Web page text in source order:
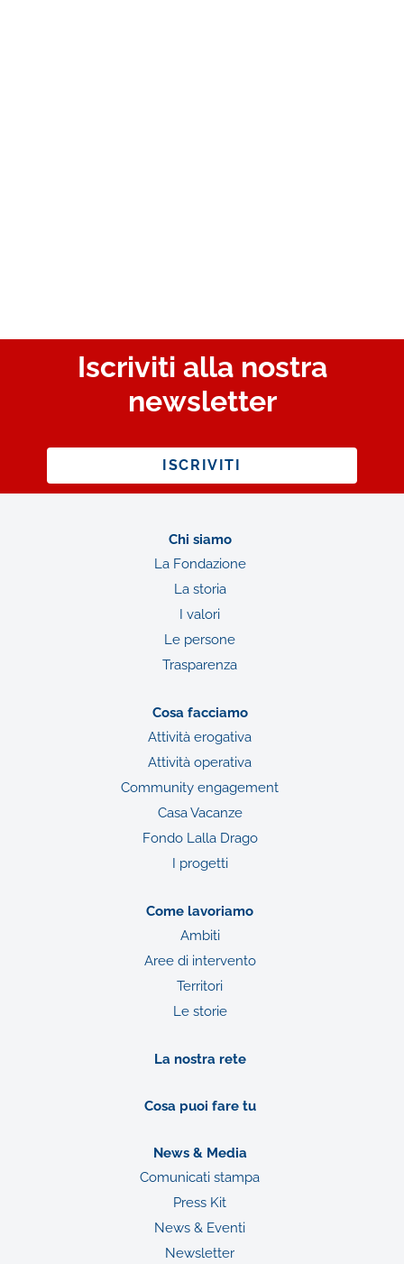
Iscriviti alla nostra
newsletter
ISCRIVITI
Chi siamo
La Fondazione
La storia
I valori
Le persone
Trasparenza
Cosa facciamo
Attività erogativa
Attività operativa
Community engagement
Casa Vacanze
Fondo Lalla Drago
I progetti
Come lavoriamo
Ambiti
Aree di intervento
Territori
Le storie
La nostra rete
Cosa puoi fare tu
News & Media
Comunicati stampa
Press Kit
News & Eventi
Newsletter